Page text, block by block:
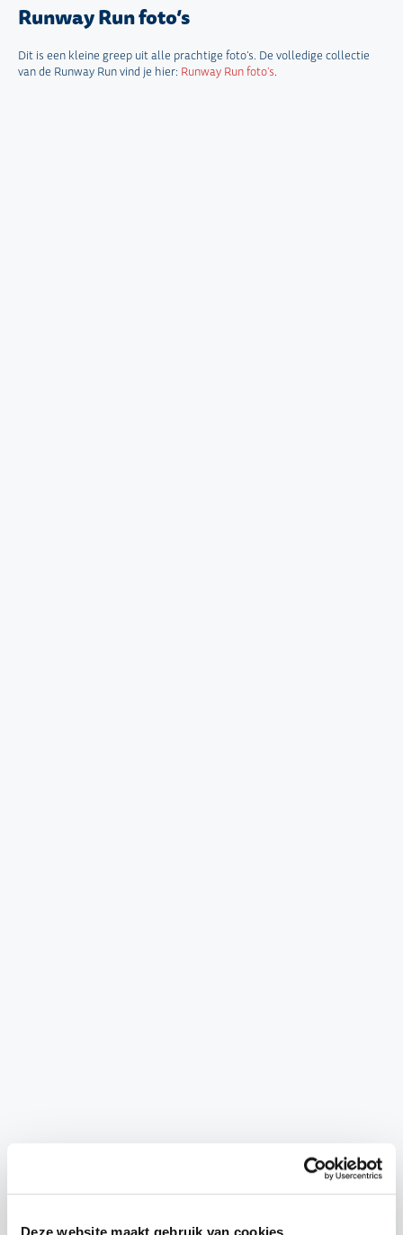
Deze website maakt gebruik van cookies
Runway Run foto’s
Dit is een kleine greep uit alle prachtige foto’s. De volledige collectie
van de Runway Run vind je hier: Runway Run foto’s.